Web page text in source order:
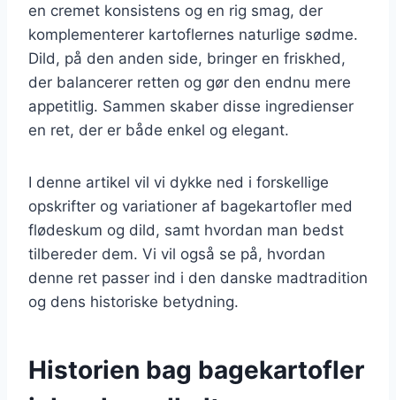
en cremet konsistens og en rig smag, der
komplementerer kartoflernes naturlige sødme.
Dild, på den anden side, bringer en friskhed,
der balancerer retten og gør den endnu mere
appetitlig. Sammen skaber disse ingredienser
en ret, der er både enkel og elegant.
I denne artikel vil vi dykke ned i forskellige
opskrifter og variationer af bagekartofler med
flødeskum og dild, samt hvordan man bedst
tilbereder dem. Vi vil også se på, hvordan
denne ret passer ind i den danske madtradition
og dens historiske betydning.
Historien bag bagekartofler